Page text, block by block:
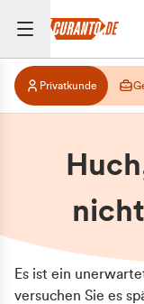
Privatkunde
Es ist ein
versuchen Sie es